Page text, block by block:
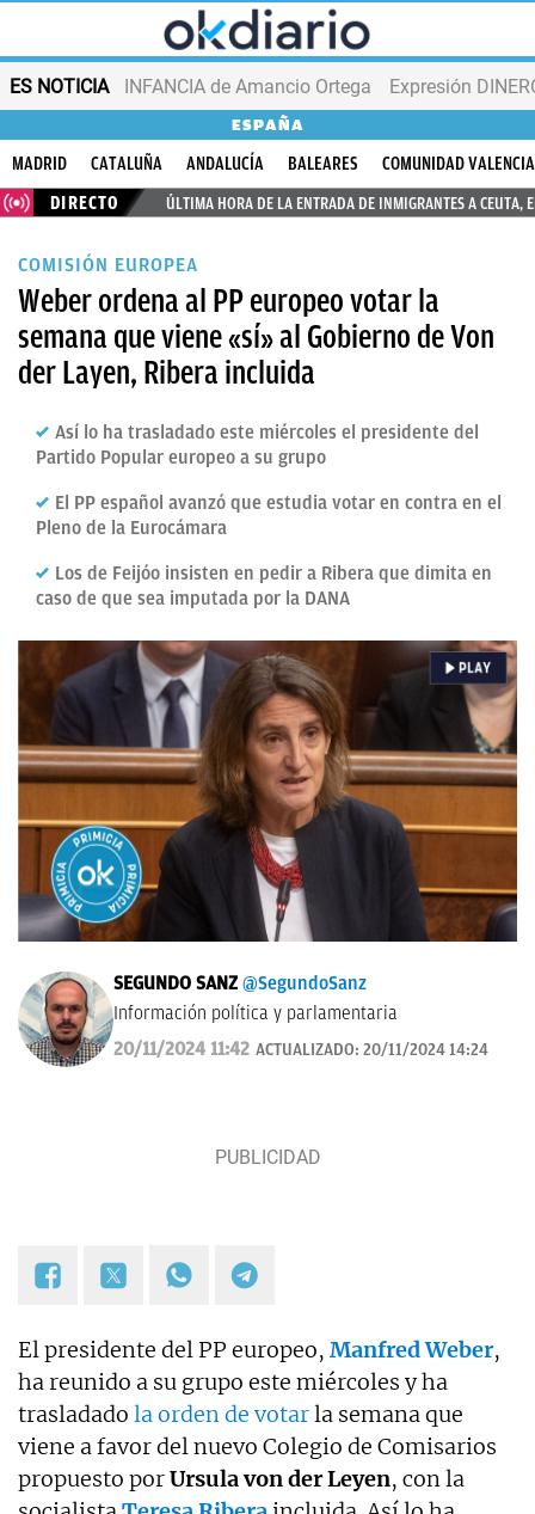
ES NOTICIA INFANCIA de Amancio Ortega Expresión
ESPAÑA
MADRID CATALUÑA ANDALUCÍA BALEARES
COMUNIDAD
DIRECTO
ÚLTIMA HORA DE LA ENTRADA DE INMIGRANTES A CEUTA,
COMISIÓN EUROPEA
Weber ordena al PP europeo votar la
semana que viene «sí» al Gobierno de Von
der Layen, Ribera incluida
Así lo ha trasladado este miércoles el presidente del
Partido Popular europeo a su grupo
El PP español avanzó que estudia votar en contra en el
Pleno de la Eurocámara
Los de Feijóo insisten en pedir a Ribera que dimita en
caso de que sea imputada por la DANA
SEGUNDO SANZ @SegundoSanz
Información política y parlamentaria
20/11/2024 11:42 ACTUALIZADO: 20/11/2024 14:24
El presidente del PP europeo, Manfred Weber,
ha reunido a su grupo este miércoles y ha
trasladado la orden de votarla semana que
viene a favor del nuevo Colegio de Comisarios
propuesto porUrsula von der Leyen, con la